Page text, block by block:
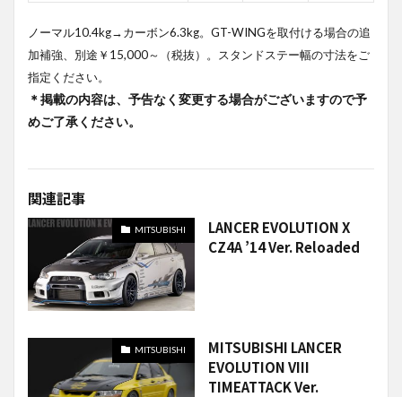
ノーマル10.4kg→カーボン6.3kg。GT-WINGを取付ける場合の追
加補強、別途￥15,000～（税抜）。スタンドステー幅の寸法をご
指定ください。
＊掲載の内容は、予告なく変更する場合がございますので予
めご了承ください。
関連記事
MITSUBISHI
LANCER EVOLUTION X
CZ4A ’14 Ver. Reloaded
MITSUBISHI
MITSUBISHI LANCER
EVOLUTION VIII
TIMEATTACK Ver.